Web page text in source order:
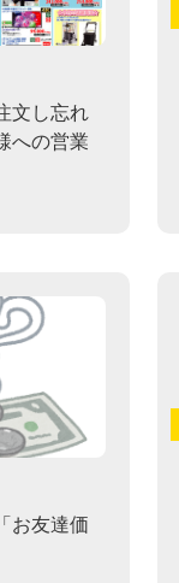
文し忘れ
への営業
お友達価